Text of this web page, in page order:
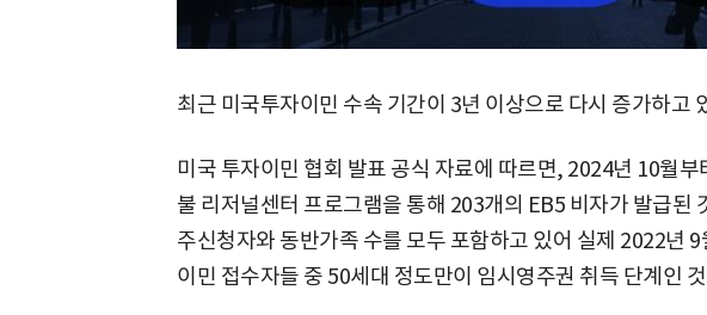
최근 미국투자이민 수속 기간이 3년 이상으로 다시 증가하고
미국 투자이민 협회 발표 공식 자료에 따르면, 2024년 10월
불 리저널센터 프로그램을 통해 203개의 EB5 비자가 발급된
주신청자와 동반가족 수를 모두 포함하고 있어 실제 2022년
이민 접수자들 중 50세대 정도만이 임시영주권 취득 단계인